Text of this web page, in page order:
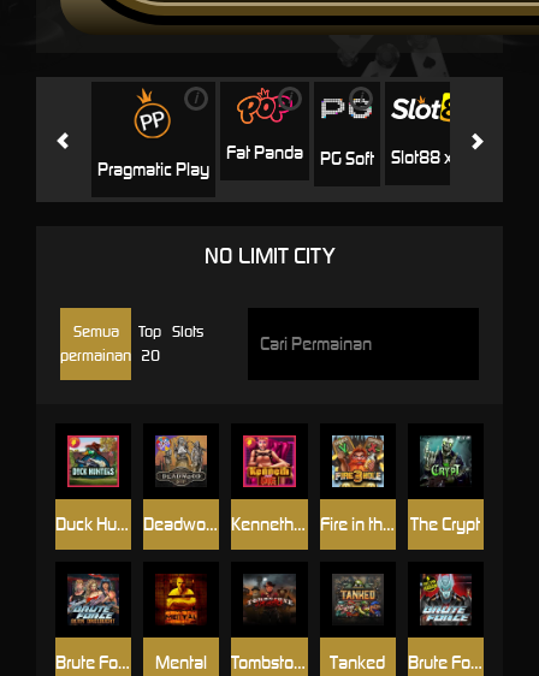
i
Pragmatic Play
i
Fat Panda
i
PG Soft Slot88 x PP
NO LIMIT CITY
Semua
permainan
Top
20
Slots
Duck Hunters Fire in the Hole 3
Brute Force
Tombstone Slaughter
Mental
The Crypt
Deadwood R.I.P
Brute Force: Alien Onslaught
Kenneth Must Die
Tanked